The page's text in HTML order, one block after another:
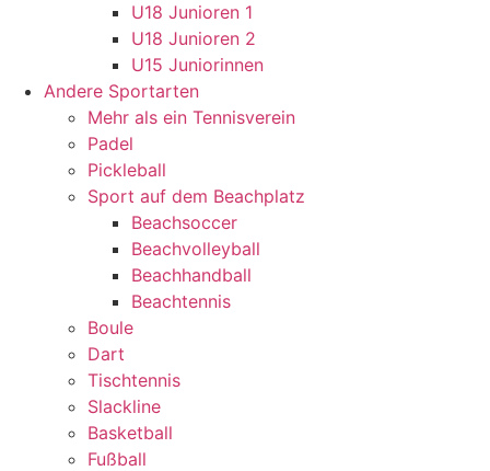
U18 Junioren 1
U18 Junioren 2
U15 Juniorinnen
Andere Sportarten
Mehr als ein Tennisverein
Padel
Pickleball
Sport auf dem Beachplatz
Beachsoccer
Beachvolleyball
Beachhandball
Beachtennis
Boule
Dart
Tischtennis
Slackline
Basketball
Fußball